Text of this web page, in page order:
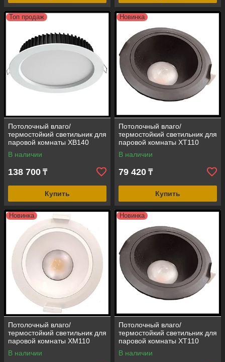
Топ продаж
Потолочный влаго/
термостойкий светильник для
паровой комнаты XB140
(встраиваемый, 4000K, 25W,
12V, IP67, LED)
В наличии
138 700 ₸
Купить
Новинка
Потолочный влаго/
термостойкий светильник для
паровой комнаты XT110
(встраиваемый, 3000K, 15W,
12V, IP67, LED)
В наличии
79 420 ₸
Купить
Новинка
Потолочный влаго/
термостойкий светильник для
паровой комнаты XM110
(встраиваемый, 3000K, 15W,
12V, IP67, LED)
В наличии
Новинка
Потолочный влаго/
термостойкий светильник для
паровой комнаты XT110
(встраиваемый, 4000K, 15W,
12V, IP67, LED)
В наличии